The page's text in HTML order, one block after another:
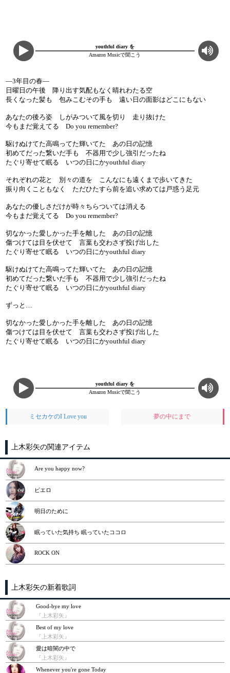
youthful diary を
Amazon Musicで聞こう
―3年目の春―
日曜日の午後 降り出す気配もなく晴れわたる空
長くなった髪も 包みこむその手も 遠い日の面影はどこにもない
あなたの後ろ姿 しがみついて風を切り 走り抜けた
今もまだ覚えてる Do you remember?
駆けぬけてた高鳴ってた輝いてた あの日の記憶
初めてだった繋いだ手も 不器用で少し強引だったね
たぐり寄せて眠る いつの日にかyouthful diary
それぞれの花と 別々の道を こんなにも遠くまで歩いてきた
振り向くこともなく ただひたすら前を追い求めては戸惑う足元
あなたの優しさだけが時々ちらついては消える
今もまだ覚えてる Do you remember?
切なかった愛しかった手を離した あの日の記憶
傷つけては目を伏せて 言葉も交わさず投げ出した
たぐり寄せて眠る いつの日にかyouthful diary
駆けぬけてた高鳴ってた輝いてた あの日の記憶
初めてだった繋いだ手も 不器用で少し強引だったね
たぐり寄せて眠る いつの日にかyouthful diary
ずっと…
切なかった愛しかった手を離した あの日の記憶
傷つけては目を伏せて 言葉も交わさず投げ出した
たぐり寄せて眠る いつの日にかyouthful diary
youthful diary を
Amazon Musicで聞こう
ミセカケのI Love you 夢の中にまで
上木彩矢の関連アイテム
Are you happy now?
ピエロ
明日のために
眠っていた気持ち 眠っていたココロ
ROCK ON
上木彩矢の新着歌詞
Good-bye my love
『上木彩矢』
Best of my love
『上木彩矢』
愛は暗闇の中で
『上木彩矢』
Whenever you're gone Today